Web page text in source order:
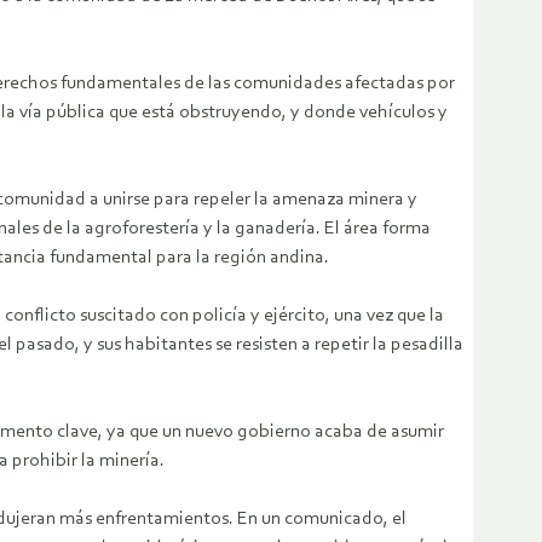
fundamentales de las comunidades afectadas por
vía pública que está obstruyendo, y donde vehículos y
a unirse para repeler la amenaza minera y
de la agroforestería y la ganadería. El área forma
fundamental para la región andina.
suscitado con policía y ejército, una vez que la
y sus habitantes se resisten a repetir la pesadilla
clave, ya que un nuevo gobierno acaba de asumir
prohibir la minería.
más enfrentamientos. En un comunicado, el